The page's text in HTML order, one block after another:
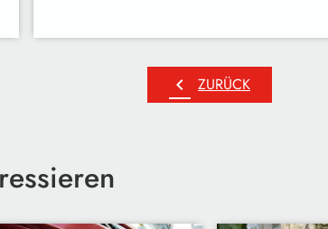
chevron_left ZURÜCK